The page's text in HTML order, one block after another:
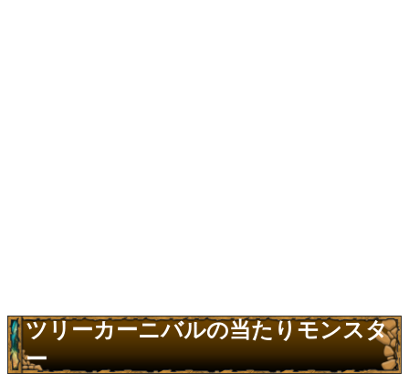
ツリーカーニバルの当たりモンスタ
ー